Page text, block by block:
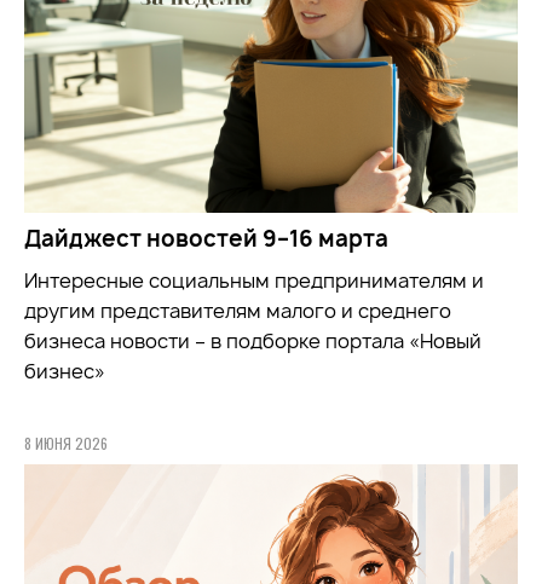
Дайджест новостей 9–16 марта
Интересные социальным предпринимателям и
другим представителям малого и среднего
бизнеса новости – в подборке портала «Новый
бизнес»
8 ИЮНЯ 2026